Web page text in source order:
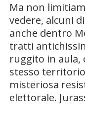
Ma non
vedere, alcuni
anche dentro
tratti
ruggito in aula,
stesso
misteriosa
elettorale.